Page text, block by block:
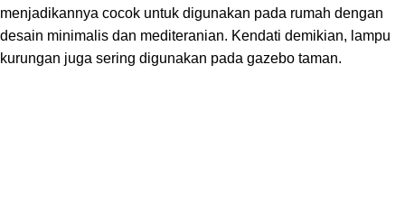
menjadikannya cocok untuk digunakan pada rumah dengan
desain minimalis dan mediteranian. Kendati demikian, lampu
kurungan juga sering digunakan pada gazebo taman.